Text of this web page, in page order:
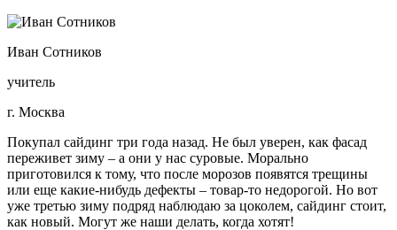
Иван Сотников
учитель
г. Москва
Покупал сайдинг три года назад. Не был уверен, как фасад
переживет зиму – а они у нас суровые. Морально
приготовился к тому, что после морозов появятся трещины
или еще какие-нибудь дефекты – товар-то недорогой. Но вот
уже третью зиму подряд наблюдаю за цоколем, сайдинг стоит,
как новый. Могут же наши делать, когда хотят!